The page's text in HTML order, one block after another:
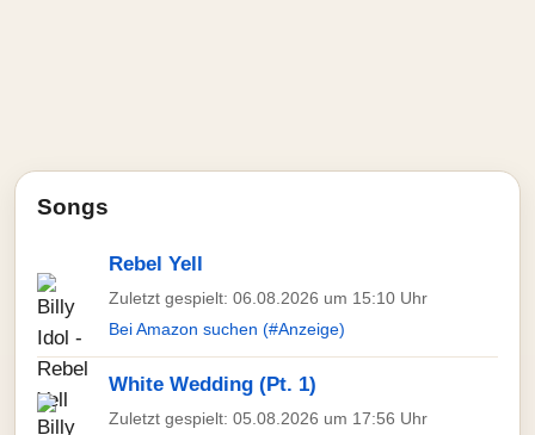
Songs
Rebel Yell
Zuletzt gespielt: 06.08.2026 um 15:10 Uhr
Bei Amazon suchen (#Anzeige)
White Wedding (Pt. 1)
Zuletzt gespielt: 05.08.2026 um 17:56 Uhr